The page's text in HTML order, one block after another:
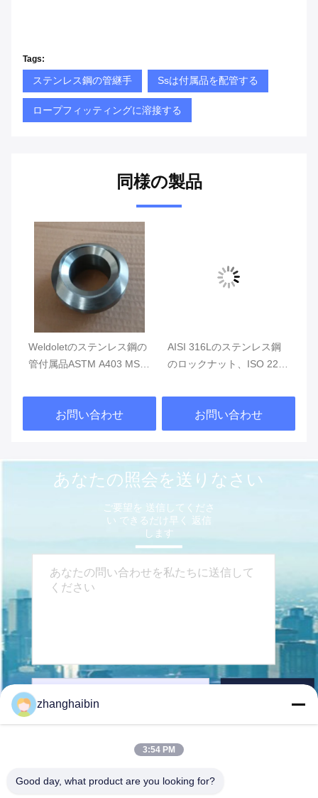
Tags:
ステンレス鋼の管継手 Ssは付属品を配管する
ロープフィッティングに溶接する
同様の製品
Weldoletのステンレス鋼の
管付属品ASTM A403 MSS
お問い合わせ
AISI 316Lのステンレス鋼
のロックナット、ISO 228-
150 300 1000を分類する
お問い合わせ
あなたの照会を送りなさい
ご要望を 送信してくださ
い できるだけ早く 返信
します
zhanghaibin
3:54 PM
Good day, what product are you looking for?